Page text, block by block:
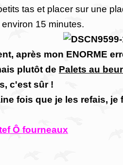
tas et placer sur une
15 minutes.
après mon ENORME
plutôt de Palets au
c'est sûr !
fois que je les refais, je
Ô fourneaux